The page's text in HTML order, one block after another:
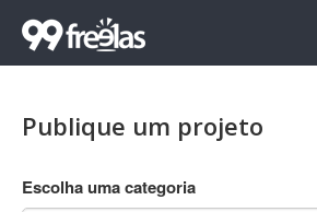
Publique um projeto
Escolha uma categoria